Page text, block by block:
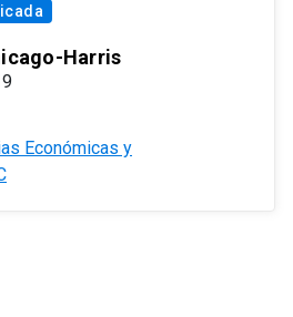
Harris
Económicas y